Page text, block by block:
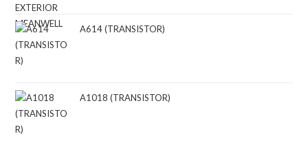
A614 (TRANSISTOR)
A1018 (TRANSISTOR)